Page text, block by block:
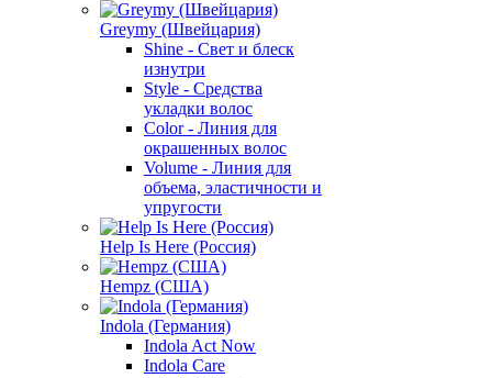
Greymy (Швейцария)
Shine - Свет и блеск
изнутри
Style - Средства
укладки волос
Color - Линия для
окрашенных волос
Volume - Линия для
объема, эластичности и
упругости
Help Is Here (Россия)
Hempz (США)
Indola (Германия)
Indola Act Now
Indola Care